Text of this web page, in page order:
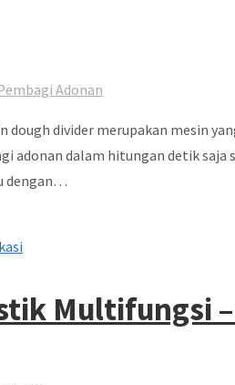
Adonan
dough divider merupakan mesin
adonan dalam hitungan detik
dengan…
Multifungsi –